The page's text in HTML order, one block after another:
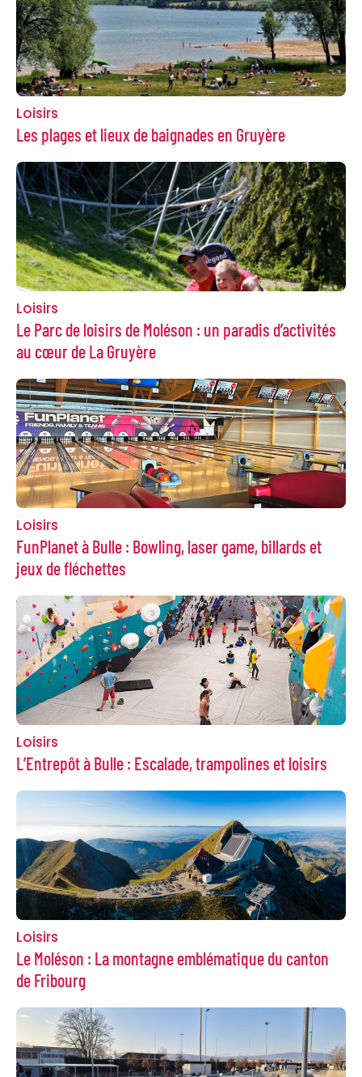
Loisirs
Les plages et lieux de baignades en Gruyère
Loisirs
Le Parc de loisirs de Moléson : un paradis d’activités
au cœur de La Gruyère
Loisirs
FunPlanet à Bulle : Bowling, laser game, billards et
jeux de fléchettes
Loisirs
L’Entrepôt à Bulle : Escalade, trampolines et loisirs
Loisirs
Le Moléson : La montagne emblématique du canton
de Fribourg